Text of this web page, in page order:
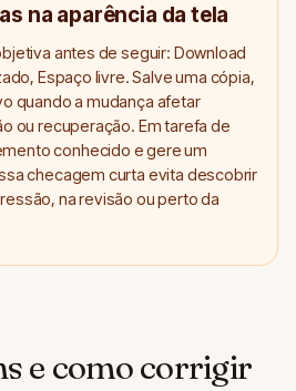
na aparência da tela
antes de seguir: Download
Espaço livre. Salve uma cópia,
quando a mudança afetar
ou recuperação. Em tarefa de
conhecido e gere um
checagem curta evita descobrir
na revisão ou perto da
e como corrigir